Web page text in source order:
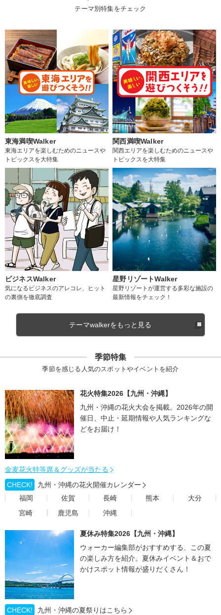
テーマ別特集をチェック
東海満喫Walker
東海エリアを楽しむためのニュースや
トピックスを大特集
関西満喫Walker
関西エリアを楽しむためのニュースや
トピックスを大特集
ビジネスWalker
気になるビジネスのアレコレ、ヒット
の裏側を徹底調査
星野リゾートWalker
星野リゾートが運営する多彩な施設の
最新情報をチェック！
テーマwalkerをもっと見る
季節特集
季節を感じる人気のスポットやイベントを紹介
花火特集2026【九州・沖縄】
九州・沖縄の花火大会を掲載。2026年の開
催日、中止・延期情報や人気ランキングな
どをお届け！
金麦花火特等席＆グッズが当たる
CHECK!
九州・沖縄の花火開催カレンダー
福岡
佐賀 長崎 熊本
大分
宮崎
鹿児島 沖縄
夏休み特集2026【九州・沖縄】
ウォーカー編集部がおすすめする、この夏
の楽しみ方を紹介。夏休みイベント＆おで
かけスポット情報が盛りだくさん！
CHECK!
九州・沖縄の夏祭りはこちら